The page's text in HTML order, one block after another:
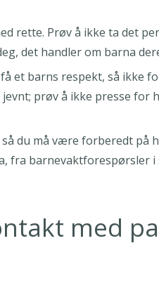
rette. Prøv å ikke ta det
det handler om barna
et barns respekt, så ikke
prøv å ikke presse for
du må være forberedt på
fra barnevaktforespørsler i
med